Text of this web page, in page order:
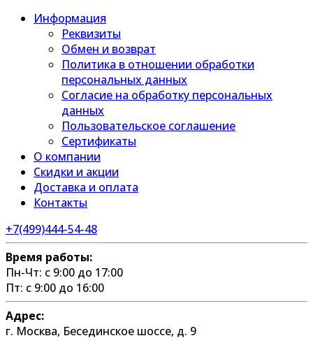
Информация
Реквизиты
Обмен и возврат
Политика в отношении обработки
персональных данных
Согласие на обработку персональных
данных
Пользовательское соглашение
Сертификаты
О компании
Скидки и акции
Доставка и оплата
Контакты
+7(499)444-54-48
Время работы:
Пн-Чт: с 9:00 до 17:00
Пт: с 9:00 до 16:00
Адрес:
г. Москва, Бесединское шоссе, д. 9